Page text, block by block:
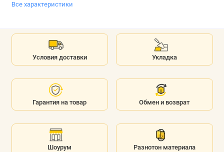
Все характеристики
Условия доставки Укладка
Гарантия на товар Обмен и возврат
Шоурум Разнотон материала